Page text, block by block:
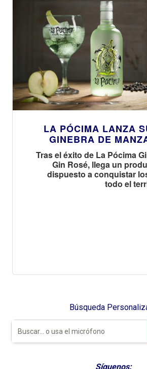
LA PÓCIMA LANZA
GINEBRA DE
Tras el éxito de La Pócima
Gin Rosé, llega un
dispuesto a conquistar
todo el
Búsqueda
Síguenos: